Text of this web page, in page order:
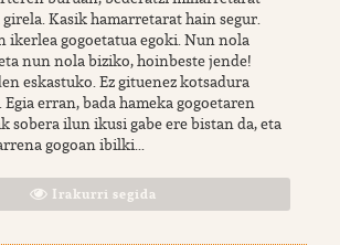
Kasik hamarretarat hain segur.
ikerlea gogoetatua egoki. Nun nola
nun nola biziko, hoinbeste jende!
eskastuko. Ez gituenez kotsadura
erran, bada hameka gogoetaren
sobera ilun ikusi gabe ere bistan da, eta
gogoan ibilki...
Irakurri segida